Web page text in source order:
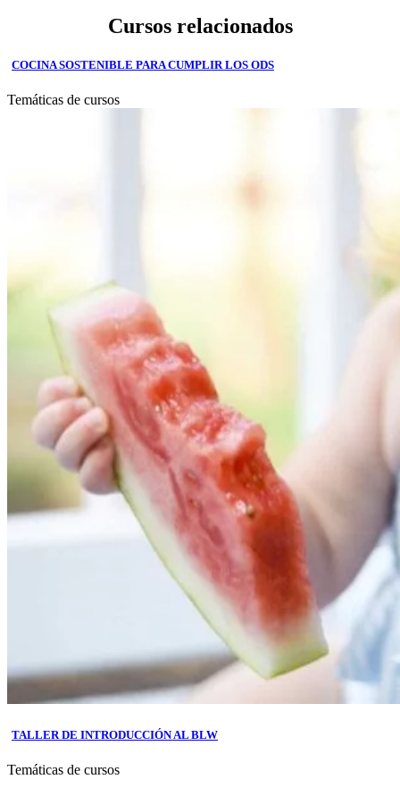
Cursos relacionados
COCINA SOSTENIBLE PARA CUMPLIR LOS ODS
Temáticas de cursos
TALLER DE INTRODUCCIÓN AL BLW
Temáticas de cursos